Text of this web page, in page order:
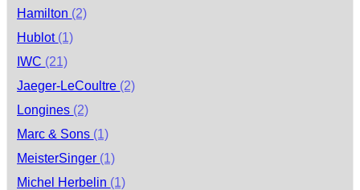
Hamilton (2)
Hublot (1)
IWC (21)
Jaeger-LeCoultre (2)
Longines (2)
Marc & Sons (1)
MeisterSinger (1)
Michel Herbelin (1)